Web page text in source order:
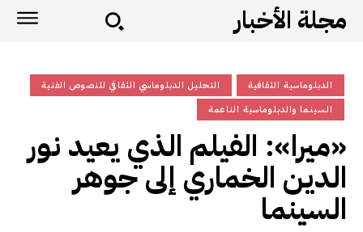
مجلة الأخبار
الدبلوماسية الثقافية
التحليل الدبلوماسي الثقافي للنصوص الفنية
السينما والدبلوماسية الناعمة
«ميرا»: الفيلم الذي يعيد نور
الدين الخماري إلى جوهر
السينما